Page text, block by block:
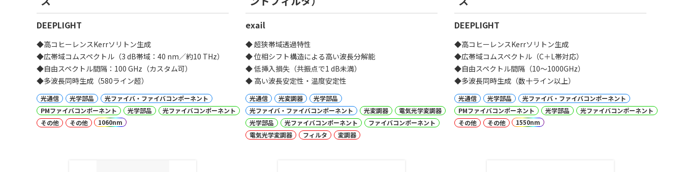
DEEPLIGHT
◆高コヒーレンスKerrソリトン生成
◆広帯域コムスペクトル（3 dB帯域：40 nm／約10 THz）
◆自由スペクトル間隔：100 GHz（カスタム可）
◆多波長同時生成（580ライン超）
光通信 光学部品
光ファイバ・ファイバコンポーネント
PMファイバコンポーネント
光学部品
光ファイバコンポーネント
その他
その他 1060nm
exail
◆ 超狭帯域透過特性
◆ 位相シフト構造による高い波長分解能
◆ 低挿入損失（共振点で1 dB未満）
◆ 高い波長安定性・温度安定性
光通信 光変調器
光学部品
光ファイバ・ファイバコンポーネント
光変調器
電気光学変調器
光学部品
光ファイバコンポーネント
ファイバコンポーネント
電気光学変調器
フィルタ 変調器
DEEPLIGHT
◆高コヒーレンスKerrソリトン生成
◆広帯域コムスペクトル（C＋L帯対応）
◆自由スペクトル間隔（10～1000GHz）
◆多波長同時生成（数十ライン以上）
光通信 光学部品
光ファイバ・ファイバコンポーネント
PMファイバコンポーネント
光学部品
光ファイバコンポーネント
その他
その他 1550nm